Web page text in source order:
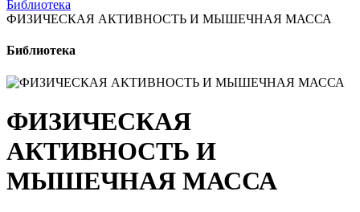
Библиотека
ФИЗИЧЕСКАЯ АКТИВНОСТЬ И МЫШЕЧНАЯ МАССА
Библиотека
ФИЗИЧЕСКАЯ
АКТИВНОСТЬ И
МЫШЕЧНАЯ МАССА